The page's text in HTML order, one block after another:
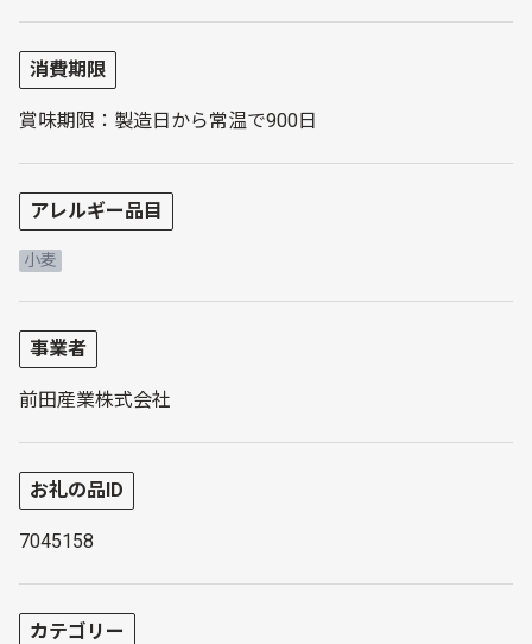
消費期限
賞味期限：製造日から常温で900日
アレルギー品目
小麦
事業者
前田産業株式会社
お礼の品ID
7045158
カテゴリー